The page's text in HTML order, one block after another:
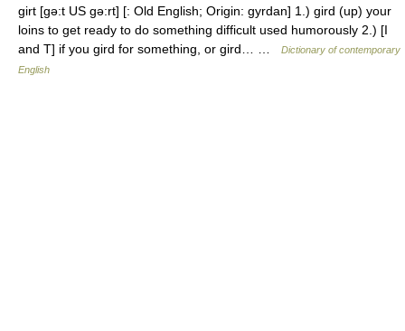
girt [gə:t US gə:rt] [: Old English; Origin: gyrdan] 1.) gird (up) your
loins to get ready to do something difficult used humorously 2.) [I
and T] if you gird for something, or gird… …
Dictionary of contemporary
English